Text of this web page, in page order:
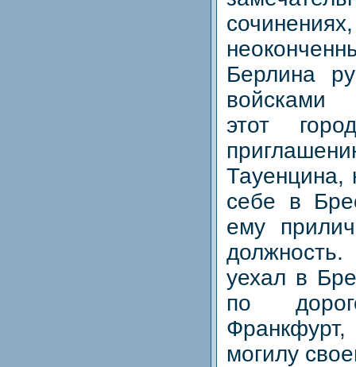
Берлина
войсками
этот
Тауенцина,
себе в
ему
должность.
уехал в
по
могилу